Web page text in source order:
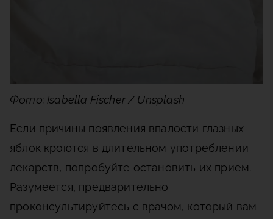
Фото: Isabella Fischer / Unsplash
Если причины появления впалости глазных
яблок кроются в длительном употреблении
лекарств, попробуйте остановить их прием.
Разумеется, предварительно
проконсультируйтесь с врачом, который вам